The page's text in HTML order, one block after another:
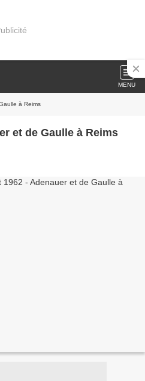
MENU
à Reims
et de Gaulle à Reims